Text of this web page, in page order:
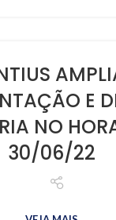
E
NO
30/06/22